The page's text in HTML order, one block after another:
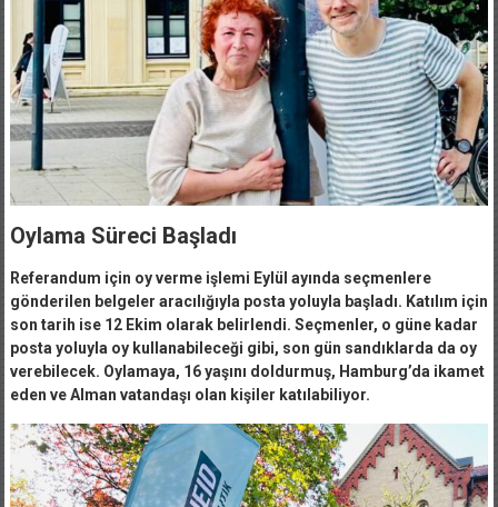
Oylama Süreci Başladı
gönderilen belgeler aracılığıyla posta yoluyla başladı. Katılım için
son tarih ise 12 Ekim olarak belirlendi. Seçmenler, o güne kadar
posta yoluyla oy kullanabileceği gibi, son gün sandıklarda da oy
verebilecek. Oylamaya, 16 yaşını doldurmuş, Hamburg’da ikamet
eden ve Alman vatandaşı olan kişiler katılabiliyor.